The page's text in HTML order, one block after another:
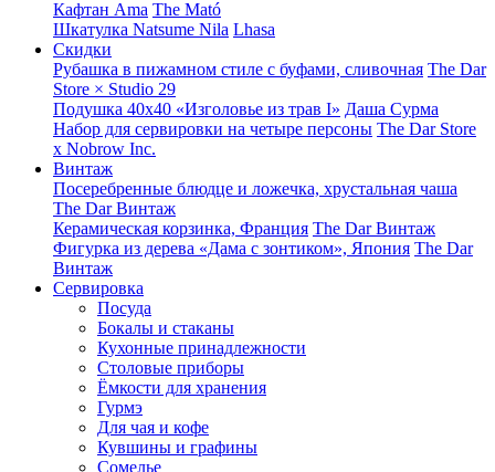
Кафтан Ama The Mató
Шкатулка Natsume Nila Lhasa
Скидки
Рубашка в пижамном стиле с буфами, сливочная The Dar
Store × Studio 29
Подушка 40x40 «Изголовье из трав I» Даша Сурма
Набор для сервировки на четыре персоны The Dar Store
х Nobrow Inc.
Винтаж
Посеребренные блюдце и ложечка, хрустальная чаша
The Dar Винтаж
Керамическая корзинка, Франция The Dar Винтаж
Фигурка из дерева «Дама с зонтиком», Япония The Dar
Винтаж
Сервировка
Посуда
Бокалы и стаканы
Кухонные принадлежности
Столовые приборы
Ëмкости для хранения
Гурмэ
Для чая и кофе
Кувшины и графины
Сомелье